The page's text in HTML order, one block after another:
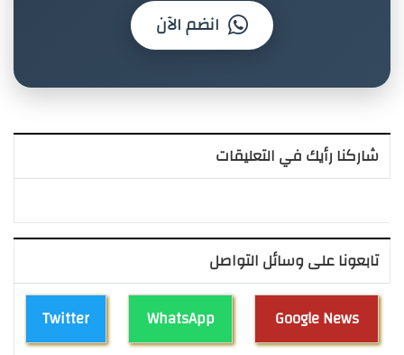
انضم الآن
شاركنا رأيك في التعليقات
تابعونا على وسائل التواصل
Twitter WhatsApp Google News